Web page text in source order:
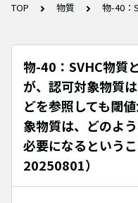
TOP 物質 物-40：
物-40：SVHC物質
が、認可対象物質
どを参照しても閾
象物質は、どのよ
必要になるという
20250801）